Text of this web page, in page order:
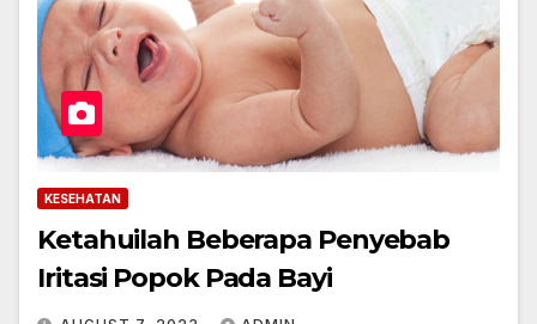
KESEHATAN
Ketahuilah Beberapa Penyebab
Iritasi Popok Pada Bayi